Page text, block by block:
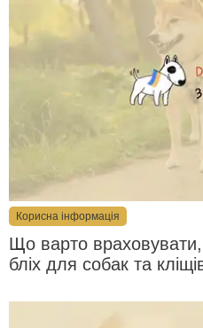
Корисна інформація
Що варто
бліх для собак та